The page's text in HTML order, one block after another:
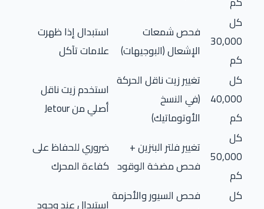
كل
30,000
كم
فحص شمعات
الإشعال (البوجيهات)
استبدال إذا ظهرت
علامات تآكل
كل
40,000
كم
تغيير زيت ناقل الحركة
(في النسخ
الأوتوماتيك)
استخدم زيت ناقل
أصلي من Jetour
كل
50,000
كم
تغيير فلتر البنزين +
فحص مضخة الوقود
ضروري للحفاظ على
كفاءة المحرك
كل
فحص السيور والأحزمة استبدال عند وجود